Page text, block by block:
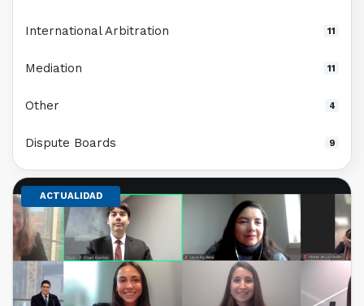
ACTUALIDAD
International Arbitration 11
Mediation 11
Other 4
Dispute Boards 9